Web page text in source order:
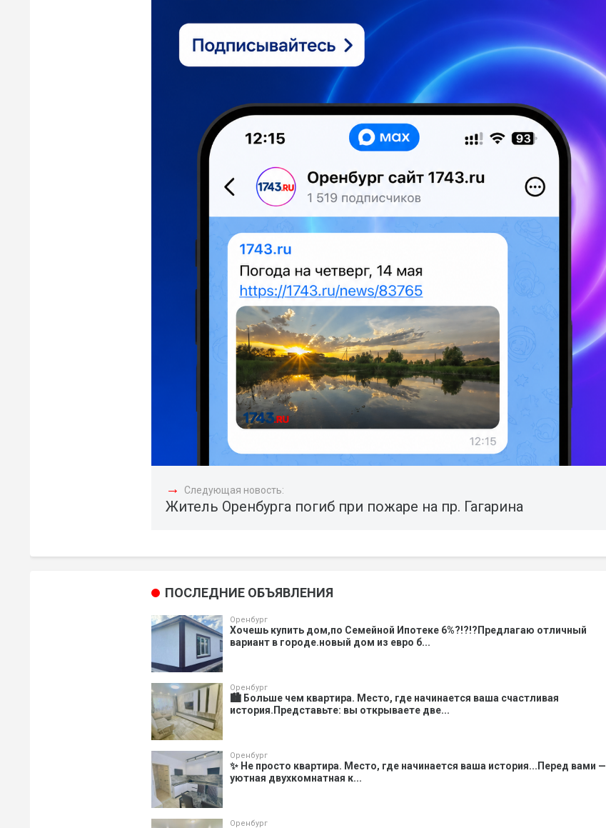
→ Следующая новость:
Житель Оренбурга погиб при пожаре на пр. Гагарина
ПОСЛЕДНИЕ ОБЪЯВЛЕНИЯ
Оренбург
Хочешь купить дом,по Семейной Ипотеке 6%?!?!?Предлагаю отличный
вариант в городе.новый дом из евро б...
Оренбург
🏙️ Больше чем квартира. Место, где начинается ваша счастливая
история.Представьте: вы открываете две...
Оренбург
✨ Не просто квартира. Место, где начинается ваша история...Перед вами —
уютная двухкомнатная к...
Оренбург